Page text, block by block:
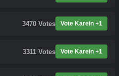
3470 Votes Vote Karein +1
3311 Votes Vote Karein +1